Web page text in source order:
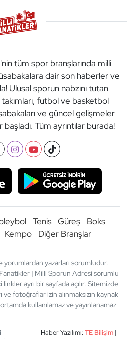
tüm spor branşlarında milli
dair son haberler ve
Ulusal sporun nabzını tutan
futbol ve basketbol
ve güncel gelişmeler
Tüm ayrıntılar burada!
Tenis Güreş
Boks
Kempo Diğer Branşlar
yorumlardan yazarları sorumludur.
| Milli Sporun Adresi sorumlu
ayrı bir sayfada açılır. Sitemizde
ve fotoğraflar izin alınmaksızın kaynak
kullanılamaz ve yayınlanamaz
Haber Yazılımı:TE Bilişim|